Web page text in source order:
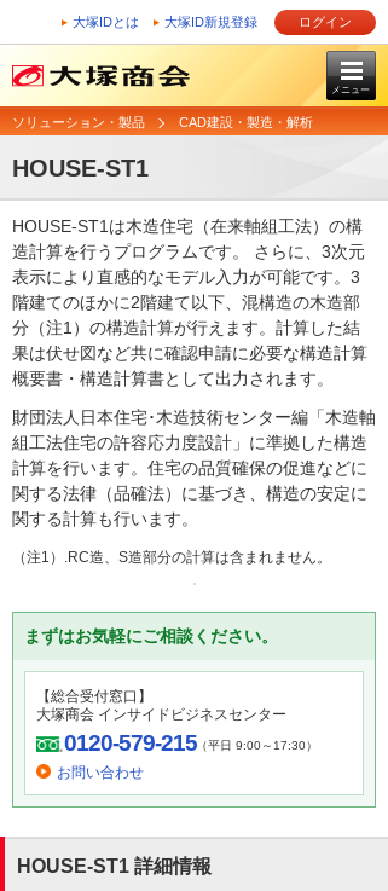
大塚IDとは 大塚ID新規登録 ログイン
メニュー
ソリューション・製品 CAD建設・製造・解析
HOUSE-ST1
HOUSE-ST1は木造住宅（在来軸組工法）の構
造計算を行うプログラムです。 さらに、3次元
表示により直感的なモデル入力が可能です。3
階建てのほかに2階建て以下、混構造の木造部
分（注1）の構造計算が行えます。計算した結
果は伏せ図など共に確認申請に必要な構造計算
概要書・構造計算書として出力されます。
財団法人日本住宅･木造技術センター編「木造軸
組工法住宅の許容応力度設計」に準拠した構造
計算を行います。住宅の品質確保の促進などに
関する法律（品確法）に基づき、構造の安定に
関する計算も行います。
（注1）.RC造、S造部分の計算は含まれません。
まずはお気軽にご相談ください。
【総合受付窓口】
大塚商会 インサイドビジネスセンター
0120-579-215（平日 9:00～17:30）
お問い合わせ
HOUSE-ST1 詳細情報